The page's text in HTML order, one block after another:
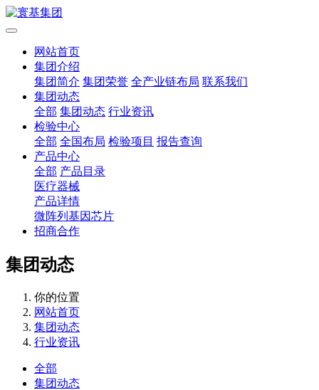
网站首页
集团介绍
集团简介 集团荣誉 全产业链布局 联系我们
集团动态
全部 集团动态 行业资讯
检验中心
全部 全国布局 检验项目 报告查询
产品中心
全部 产品目录
医疗器械
产品详情
微阵列基因芯片
招商合作
集团动态
你的位置
网站首页
集团动态
行业资讯
全部
集团动态